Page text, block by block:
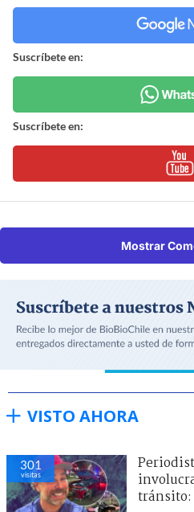
Suscríbete en:
Suscríbete en:
Mostrar
VISTO AHORA
301
visitas
tránsito: